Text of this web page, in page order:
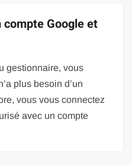
Google et
gestionnaire, vous
plus besoin d’un
vous vous connectez
avec un compte